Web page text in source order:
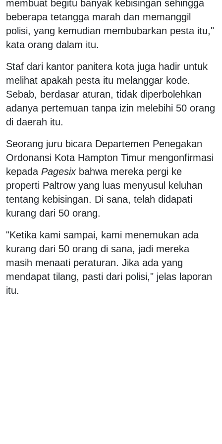
membuat begitu banyak kebisingan sehingga
beberapa tetangga marah dan memanggil
polisi, yang kemudian membubarkan pesta itu,"
kata orang dalam itu.
Staf dari kantor panitera kota juga hadir untuk
melihat apakah pesta itu melanggar kode.
Sebab, berdasar aturan, tidak diperbolehkan
adanya pertemuan tanpa izin melebihi 50 orang
di daerah itu.
Seorang juru bicara Departemen Penegakan
Ordonansi Kota Hampton Timur mengonfirmasi
kepada Pagesixbahwa mereka pergi ke
properti Paltrow yang luas menyusul keluhan
tentang kebisingan. Di sana, telah didapati
kurang dari 50 orang.
"Ketika kami sampai, kami menemukan ada
kurang dari 50 orang di sana, jadi mereka
masih menaati peraturan. Jika ada yang
mendapat tilang, pasti dari polisi," jelas laporan
itu.